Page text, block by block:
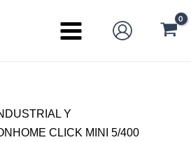
Main
Y
CLICK MINI 5/400